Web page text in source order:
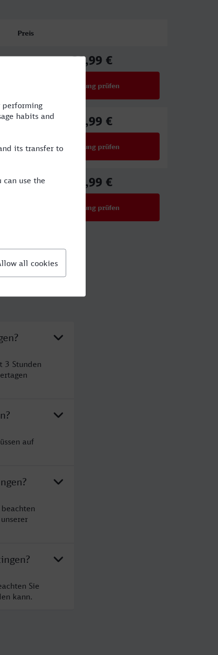
Preis
33,99 €
Verbindung prüfen
38,99 €
Verbindung prüfen
38,99 €
Verbindung prüfen
3 Stunden
auf
Sie
kann.